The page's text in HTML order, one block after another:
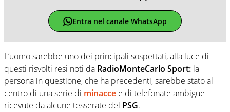
Entra nel canale WhatsApp
L’uomo sarebbe uno dei principali sospettati, alla luce di
questi risvolti resi noti da RadioMonteCarlo Sport: la
persona in questione, che ha precedenti, sarebbe stato al
centro di una serie di minacce e di telefonate ambigue
ricevute da alcune tesserate del PSG.